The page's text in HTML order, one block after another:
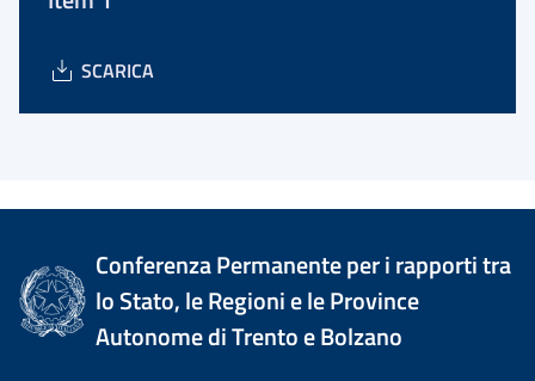
SCARICA
Conferenza Permanente per i rapporti tra
lo Stato, le Regioni e le Province
Autonome di Trento e Bolzano